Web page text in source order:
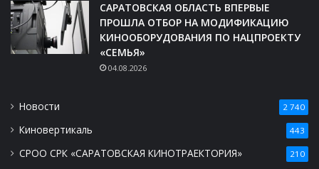
САРАТОВСКАЯ ОБЛАСТЬ ВПЕРВЫЕ
ПРОШЛА ОТБОР НА МОДИФИКАЦИЮ
КИНООБОРУДОВАНИЯ ПО НАЦПРОЕКТУ
«СЕМЬЯ»
04.08.2026
Новости 2 740
Киновертикаль 443
СРОО СРК «САРАТОВСКАЯ КИНОТРАЕКТОРИЯ» 210